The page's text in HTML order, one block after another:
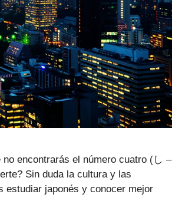
encontrarás el número cuatro (し –
Sin duda la cultura y las
estudiar japonés y conocer mejor